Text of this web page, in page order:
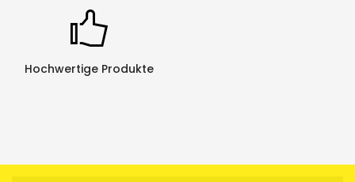
Hochwertige Produkte